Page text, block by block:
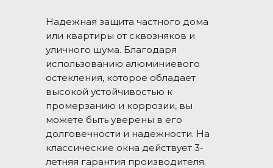
Надежная защита частного дома
или квартиры от сквозняков и
уличного шума. Благодаря
использованию алюминиевого
остекления, которое обладает
высокой устойчивостью к
промерзанию и коррозии, вы
можете быть уверены в его
долговечности и надежности. На
классические окна действует 3-
летняя гарантия производителя.